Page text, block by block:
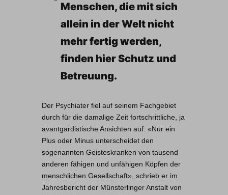
Menschen, die mit sich
allein in der Welt nicht
mehr fertig werden,
finden hier Schutz und
Betreuung.
Der Psychiater fiel auf seinem Fachgebiet
durch für die damalige Zeit fortschrittliche, ja
avantgardistische Ansichten auf: «Nur ein
Plus oder Minus unterscheidet den
sogenannten Geisteskranken von tausend
anderen fähigen und unfähigen Köpfen der
menschlichen Gesellschaft», schrieb er im
Jahresbericht der Münsterlinger Anstalt von